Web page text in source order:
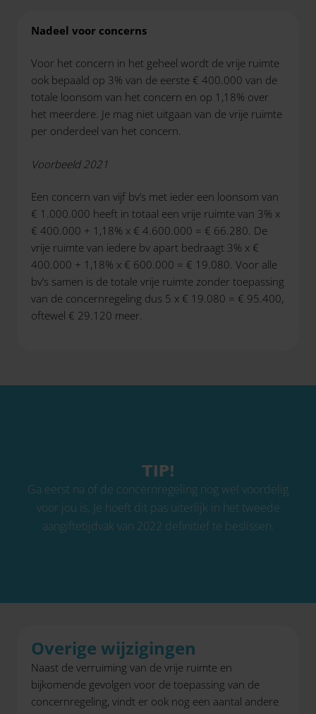
Nadeel voor concerns
Voor het concern in het geheel wordt de vrije ruimte
ook bepaald op 3% van de eerste € 400.000 van de
totale loonsom van het concern en op 1,18% over
het meerdere. Je mag niet uitgaan van de vrije ruimte
per onderdeel van het concern.
Voorbeeld 2021
Een concern van vijf bv’s met ieder een loonsom van
€ 1.000.000 heeft in totaal een vrije ruimte van 3% x
€ 400.000 + 1,18% x € 4.600.000 = € 66.280. De
vrije ruimte van iedere bv apart bedraagt 3% x €
400.000 + 1,18% x € 600.000 = € 19.080. Voor alle
bv’s samen is de totale vrije ruimte zonder toepassing
van de concernregeling dus 5 x € 19.080 = € 95.400,
oftewel € 29.120 meer.
TIP!
Ga eerst na of de concernregeling nog wel voordelig
voor jou is. Je hoeft dit pas uiterlijk in het tweede
aangiftetijdvak van 2022 definitief te beslissen.
Overige wijzigingen
Naast de verruiming van de vrije ruimte en
bijkomende gevolgen voor de toepassing van de
concernregeling, vindt er ook nog een aantal andere